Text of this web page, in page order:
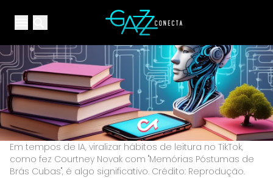
Open main menuYour Company
Em tempos de IA, viralizar hábitos de leitura no TikTok,
como fez Courtney Novak com "Memórias Póstumas de
Brás Cubas", é algo significativo. Crédito: Reprodução.